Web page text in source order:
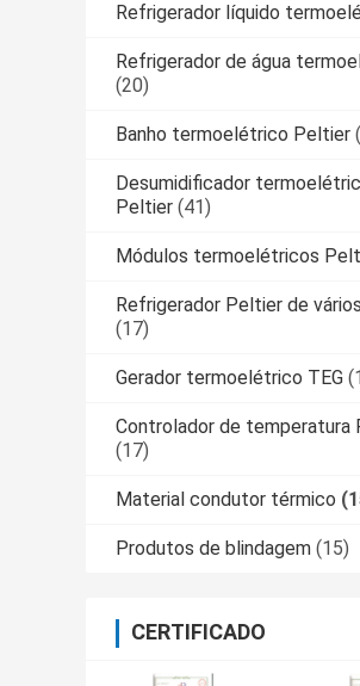
Refrigerador líquido
Refrigerador de água
(20)
Banho termoelétrico Peltier
Desumidificador
Peltier (41)
Módulos termoelétricos
Refrigerador Peltier de
(17)
Gerador termoelétrico TEG
Controlador de temperatura
(17)
Material condutor térmico
Produtos de blindagem (15)
CERTIFICADO